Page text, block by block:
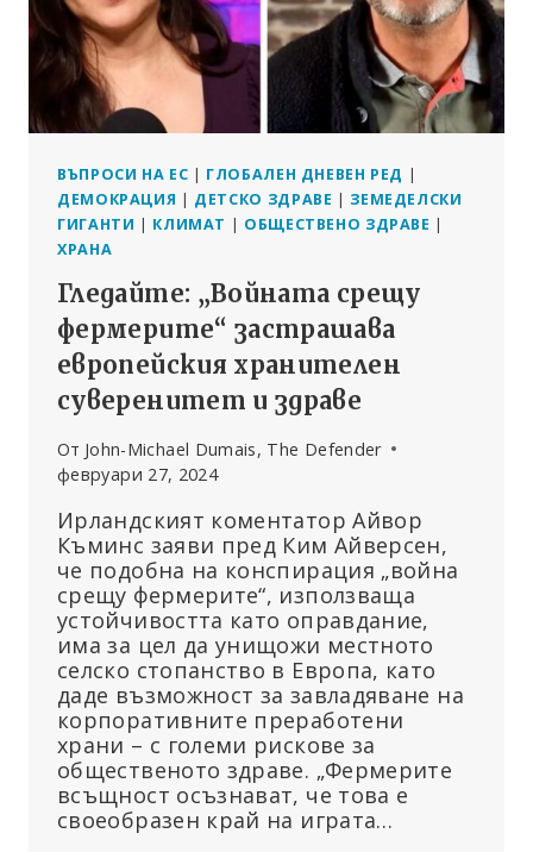
ВЪПРОСИ НА ЕС | ГЛОБАЛЕН ДНЕВЕН РЕД |
ДЕМОКРАЦИЯ | ДЕТСКО ЗДРАВЕ | ЗЕМЕДЕЛСКИ
ГИГАНТИ | КЛИМАТ | ОБЩЕСТВЕНО ЗДРАВЕ |
ХРАНА
Гледайте: „Войната срещу
фермерите“ застрашава
европейския хранителен
суверенитет и здраве
От John-Michael Dumais, The Defender
февруари 27, 2024
Ирландският коментатор Айвор
Къминс заяви пред Ким Айверсен,
че подобна на конспирация „война
срещу фермерите“, използваща
устойчивостта като оправдание,
има за цел да унищожи местното
селско стопанство в Европа, като
даде възможност за завладяване на
корпоративните преработени
храни – с големи рискове за
общественото здраве. „Фермерите
всъщност осъзнават, че това е
своеобразен край на играта…